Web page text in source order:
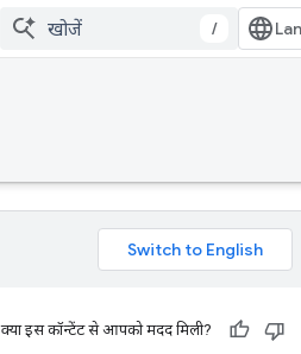
/
क्या इस कॉन्टेंट से आपको मदद मिली?